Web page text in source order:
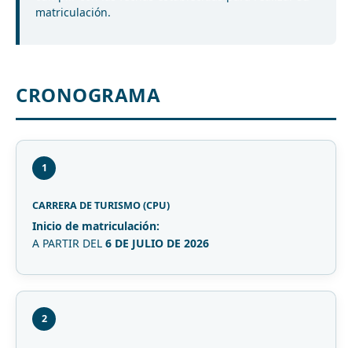
matriculación.
CRONOGRAMA
1
CARRERA DE TURISMO (CPU)
Inicio de matriculación:
A PARTIR DEL 6 DE JULIO DE 2026
2